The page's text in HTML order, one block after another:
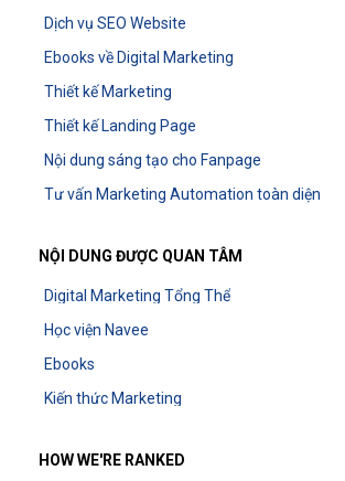
Dịch vụ SEO Website
Ebooks về Digital Marketing
Thiết kế Marketing
Thiết kế Landing Page
Nội dung sáng tạo cho Fanpage
Tư vấn Marketing Automation toàn diện
NỘI DUNG ĐƯỢC QUAN TÂM
Digital Marketing Tổng Thể
Học viện Navee
Ebooks
Kiến thức Marketing
HOW WE'RE RANKED